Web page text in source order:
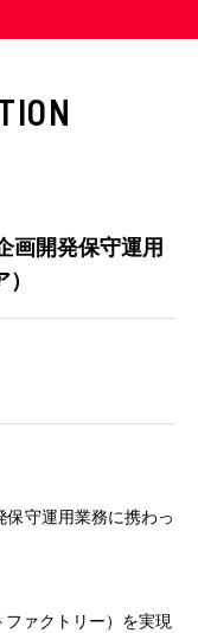
画開発保守運用
保守運用業務に携わっ
ファクトリー）を実現